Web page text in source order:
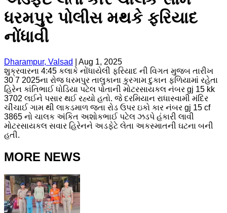
ધરમપુર પોલીસ મથકે ફરિયાદ
નોંધાવી
Dharampur, Valsad
Aug 1, 2025
શુક્રવારના 4:45 કલાકે નોંધાયેલી ફરિયાદ ની વિગત મુજબ તારીખ
30 7 2025ના રોજ ધરમપુર તાલુકાના કુરગામ દુકાન ફળિયામાં રહેતા
હિરેન કાંતિભાઈ ધોડિયા પટેલ પોતાની મોટરસાયકલ નંબર gj 15 kk
3702 લઈને પસાર થઈ રહ્યો હતો. જે દરમિયાન રાધાસ્વામી મંદિર
ચીંચાઈ ગામ થી લાકડમાળ જતા રોડ ઉપર ઇકો કાર નંબર gj 15 cf
3865 નો ચાલક અંકિત અશોકભાઈ પટેલ ઝડપે હંકારી લાવી
મોટરસાયકલ સવાર હિરેનને અડફેટે લેતા અકસ્માતની ઘટના બની
હતી.
MORE NEWS